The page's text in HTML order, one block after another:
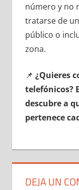
número у no
tratarse dе
público ο
zona.
📌 ¿Quieres
telefónicos?
descubre а
pertenece
DEJA UN